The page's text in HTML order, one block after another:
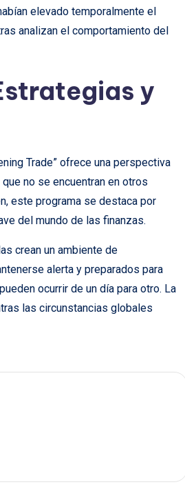
elevado temporalmente el
analizan el comportamiento del
y
Trade” ofrece una perspectiva
no se encuentran en otros
este programa se destaca por
del mundo de las finanzas.
crean un ambiente de
alerta y preparados para
ocurrir de un día para otro. La
las circunstancias globales